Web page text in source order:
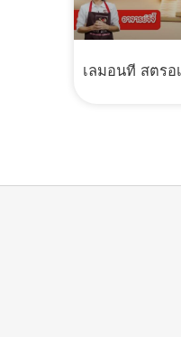
เลมอนที สตรอ